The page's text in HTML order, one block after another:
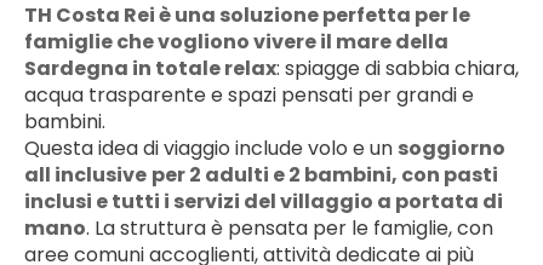
TH Costa Rei è una soluzione perfetta per le
famiglie che vogliono vivere il mare della
Sardegna in totale relax: spiagge di sabbia chiara,
acqua trasparente e spazi pensati per grandi e
bambini.
Questa idea di viaggio include volo e un soggiorno
all inclusive per 2 adulti e 2 bambini, con pasti
inclusi e tutti i servizi del villaggio a portata di
mano. La struttura è pensata per le famiglie, con
aree comuni accoglienti, attività dedicate ai più